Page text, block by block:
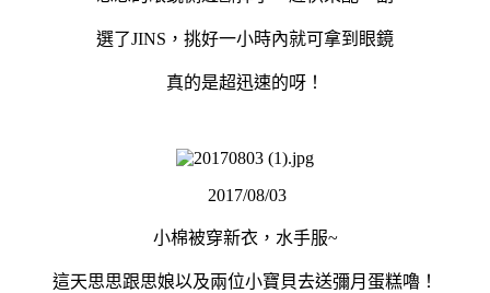
選了JINS，挑好一小時內就可拿到眼鏡
真的是超迅速的呀！
2017/08/03
小棉被穿新衣，水手服~
這天思思跟思娘以及兩位小寶貝去送彌月蛋糕嚕！